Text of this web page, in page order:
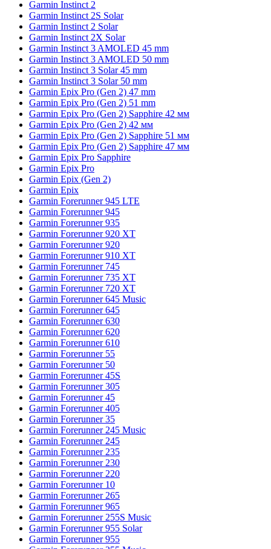
Garmin Instinct 2
Garmin Instinct 2S Solar
Garmin Instinct 2 Solar
Garmin Instinct 2X Solar
Garmin Instinct 3 AMOLED 45 mm
Garmin Instinct 3 AMOLED 50 mm
Garmin Instinct 3 Solar 45 mm
Garmin Instinct 3 Solar 50 mm
Garmin Epix Pro (Gen 2) 47 mm
Garmin Epix Pro (Gen 2) 51 mm
Garmin Epix Pro (Gen 2) Sapphire 42 мм
Garmin Epix Pro (Gen 2) 42 мм
Garmin Epix Pro (Gen 2) Sapphire 51 мм
Garmin Epix Pro (Gen 2) Sapphire 47 мм
Garmin Epix Pro Sapphire
Garmin Epix Pro
Garmin Epix (Gen 2)
Garmin Epix
Garmin Forerunner 945 LTE
Garmin Forerunner 945
Garmin Forerunner 935
Garmin Forerunner 920 XT
Garmin Forerunner 920
Garmin Forerunner 910 XT
Garmin Forerunner 745
Garmin Forerunner 735 XT
Garmin Forerunner 720 XT
Garmin Forerunner 645 Music
Garmin Forerunner 645
Garmin Forerunner 630
Garmin Forerunner 620
Garmin Forerunner 610
Garmin Forerunner 55
Garmin Forerunner 50
Garmin Forerunner 45S
Garmin Forerunner 305
Garmin Forerunner 45
Garmin Forerunner 405
Garmin Forerunner 35
Garmin Forerunner 245 Music
Garmin Forerunner 245
Garmin Forerunner 235
Garmin Forerunner 230
Garmin Forerunner 220
Garmin Forerunner 10
Garmin Forerunner 265
Garmin Forerunner 965
Garmin Forerunner 255S Music
Garmin Forerunner 955 Solar
Garmin Forerunner 955